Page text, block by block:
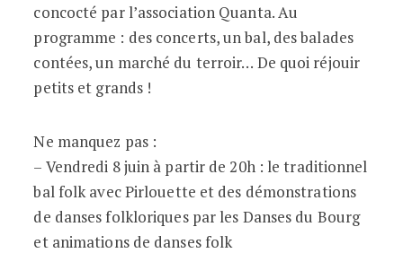
concocté par l’association Quanta. Au
programme : des concerts, un bal, des balades
contées, un marché du terroir… De quoi réjouir
petits et grands !
Ne manquez pas :
– Vendredi 8 juin à partir de 20h : le traditionnel
bal folk avec Pirlouette et des démonstrations
de danses folkloriques par les Danses du Bourg
et animations de danses folk